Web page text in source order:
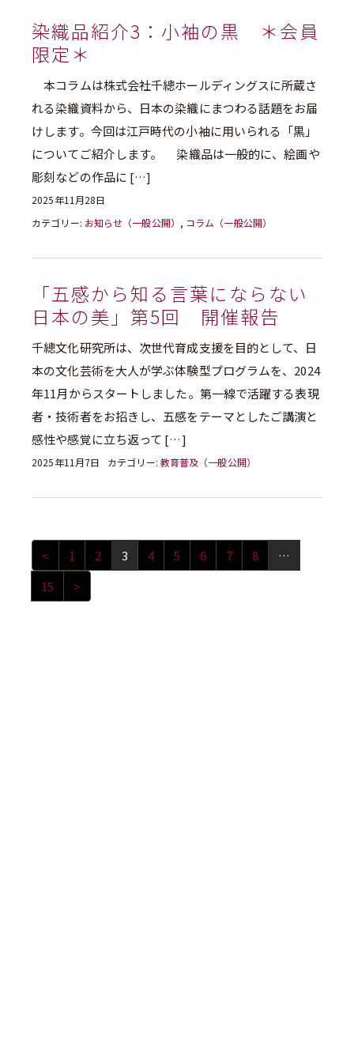
染織品紹介3：小袖の黒 ＊会員
限定＊
本コラムは株式会社千總ホールディングスに所蔵さ
れる染織資料から、日本の染織にまつわる話題をお届
けします。今回は江戸時代の小袖に用いられる「黒」
についてご紹介します。 染織品は一般的に、絵画や
彫刻などの作品に […]
2025年11月28日
カテゴリー: お知らせ（一般公開） , コラム（一般公開）
「五感から知る言葉にならない
日本の美」第5回 開催報告
千總文化研究所は、次世代育成支援を目的として、日
本の文化芸術を大人が学ぶ体験型プログラムを、2024
年11月からスタートしました。第一線で活躍する表現
者・技術者をお招きし、五感をテーマとしたご講演と
感性や感覚に立ち返って […]
2025年11月7日 カテゴリー: 教育普及（一般公開）
< 1 2 3 4 5 6 7 8
…
15
>